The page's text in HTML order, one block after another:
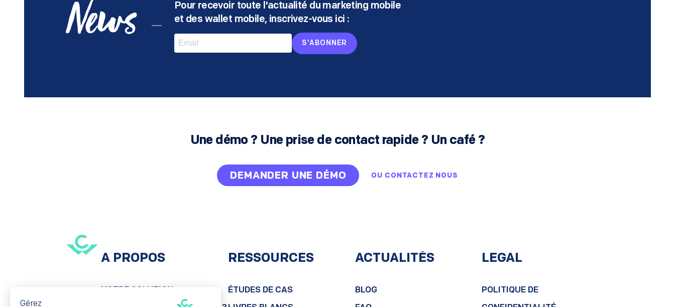
News
Pour recevoir toute l'actualité du marketing mobile
et des wallet mobile, inscrivez-vous ici :
S'ABONNER
Une démo ? Une prise de contact rapide ? Un café ?
DEMANDER UNE DÉMO OU CONTACTEZ NOUS
A PROPOS RESSOURCES
ÉTUDES DE CAS
ACTUALITÉS
BLOG
LEGAL
POLITIQUE DE
Gérez